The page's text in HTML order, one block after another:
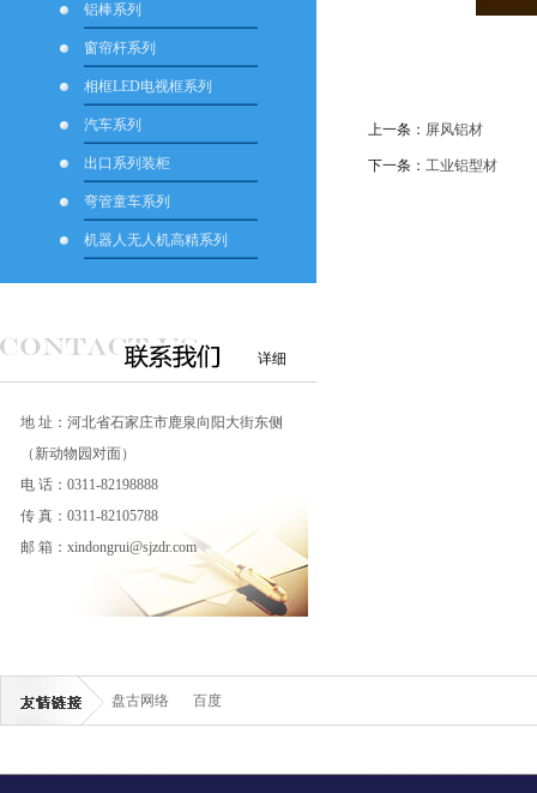
铝棒系列
窗帘杆系列
相框LED电视框系列
汽车系列
出口系列装柜
弯管童车系列
机器人无人机高精系列
详细
地 址：河北省石家庄市鹿泉向阳大街东侧
（新动物园对面）
电 话：0311-82198888
传 真：0311-82105788
邮 箱：xindongrui@sjzdr.com
上一条： 屏风铝材
下一条： 工业铝型材
盘古网络 百度